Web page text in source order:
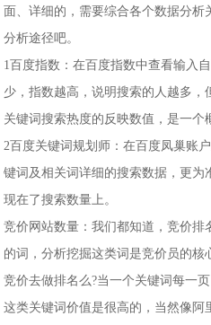
面、详细的，需要综合各个数据分
分析途径吧。
1百度指数：在百度指数中查看输入
少，指数越高，说明搜索的人越多
关键词搜索热度的反映数值，是一个
2百度关键词规划师：在百度凤巢账
键词及相关词详细的搜索数据，更
现在了搜索数量上。
竞价网站数量：我们都知道，竞价
的词，分析挖掘这类词是竞价员的
竞价去做排名么?当一个关键词每一
这类关键词价值是很高的，当然像